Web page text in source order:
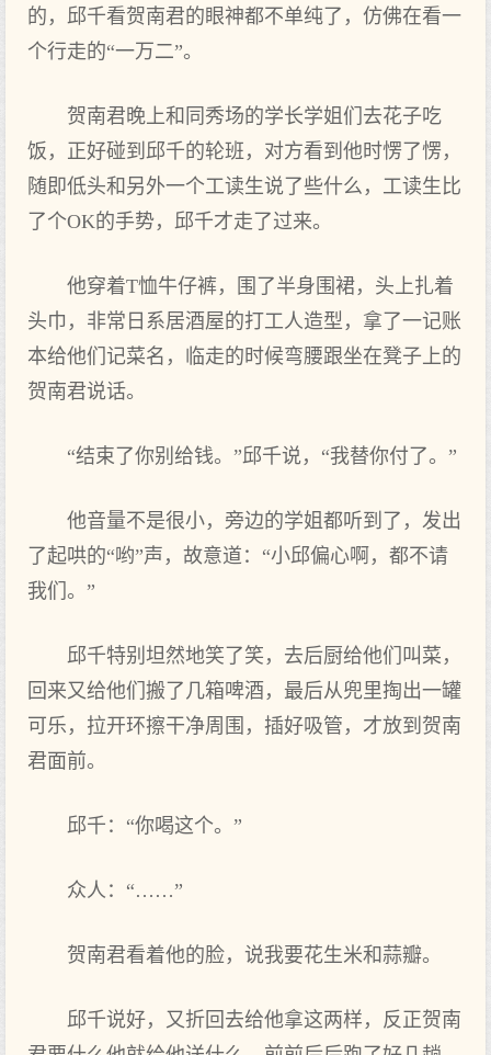
的，邱千看贺南君的眼神都不单纯了，仿佛在看一
个行走的“一万二”。
贺南君晚上和同秀场的学长学姐们去花子吃
饭，正好碰到邱千的轮班，对方看到他时愣了愣，
随即低头和另外一个工读生说了些什么，工读生比
了个OK的手势，邱千才走了过来。
他穿着T恤牛仔裤，围了半身围裙，头上扎着
头巾，非常日系居酒屋的打工人造型，拿了一记账
本给他们记菜名，临走的时候弯腰跟坐在凳子上的
贺南君说话。
“结束了你别给钱。”邱千说，“我替你付了。”
他音量不是很小，旁边的学姐都听到了，发出
了起哄的“哟”声，故意道：“小邱偏心啊，都不请
我们。”
邱千特别坦然地笑了笑，去后厨给他们叫菜，
回来又给他们搬了几箱啤酒，最后从兜里掏出一罐
可乐，拉开环擦干净周围，插好吸管，才放到贺南
君面前。
邱千：“你喝这个。”
众人：“……”
贺南君看着他的脸，说我要花生米和蒜瓣。
邱千说好，又折回去给他拿这两样，反正贺南